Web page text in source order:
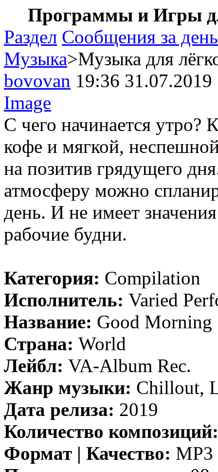
Программы и Игры
Раздел Сообщения за день
Музыка>Музыка для
bovovan 19:36 31.07.2019
Image
С чего начинается утро?
кофе и мягкой,
на позитив грядущего
атмосферу можно
день. И не имеет
рабочие будни.
Категория: Compilation
Исполнитель: Varied
Название: Good Morning
Страна: World
Лейбл: VA-Album Rec.
Жанр музыки: Chillout,
Дата релиза: 2019
Количество композиций:
Формат | Качество: MP3